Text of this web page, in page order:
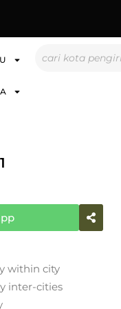
within city
inter-cities